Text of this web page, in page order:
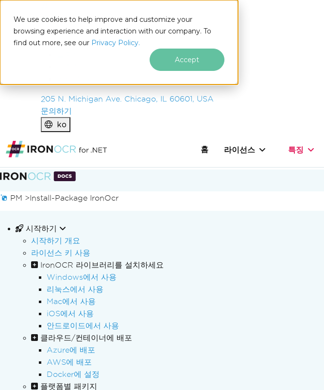
We use cookies to help improve and customize your
browsing experience and interaction with our company. To
find out more, see our Privacy Policy.
Accept
IRONSOFTWARE
제품
기업
205 N. Michigan Ave. Chicago, IL 60601, USA
문의하기
ko
홈 라이선스 특징
푸터 콘텐츠로 바로가기
PM >Install-Package IronOcr
시작하기
시작하기 개요
라이선스 키 사용
IronOCR 라이브러리를 설치하세요
Windows에서 사용
리눅스에서 사용
Mac에서 사용
iOS에서 사용
안드로이드에서 사용
클라우드/컨테이너에 배포
Azure에 배포
AWS에 배포
Docker에 설정
플랫폼별 패키지